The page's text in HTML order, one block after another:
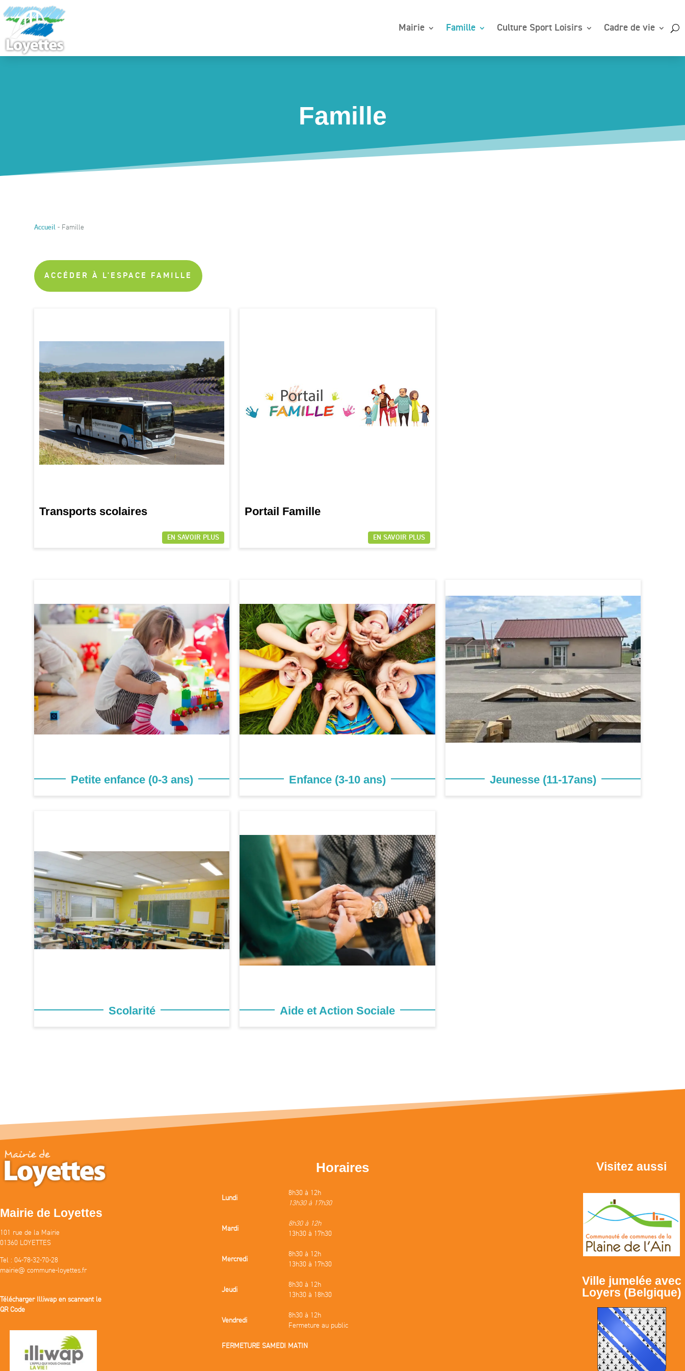
Mairie Famille Culture Sport Loisirs Cadre de vie
Famille
Accueil - Famille
ACCÉDER À L'ESPACE FAMILLE
Transports scolaires
EN SAVOIR PLUS
Portail Famille
EN SAVOIR PLUS
Petite enfance (0-3 ans) Enfance (3-10 ans) Jeunesse (11-17ans)
Scolarité Aide et Action Sociale
Mairie de Loyettes
101 rue de la Mairie
01360 LOYETTES
Tel : 04-78-32-70-28
mairie@ commune-loyettes.fr
Télécharger Illiwap en scannant le
QR Code
Horaires
Lundi
8h30 à 12h
13h30 à 17h30
Mardi
8h30 à 12h
13h30 à 17h30
Mercredi
8h30 à 12h
13h30 à 17h30
Jeudi
8h30 à 12h
13h30 à 18h30
Vendredi
8h30 à 12h
Fermeture au public
FERMETURE SAMEDI MATIN
Visitez aussi
Ville jumelée avec
Loyers (Belgique)